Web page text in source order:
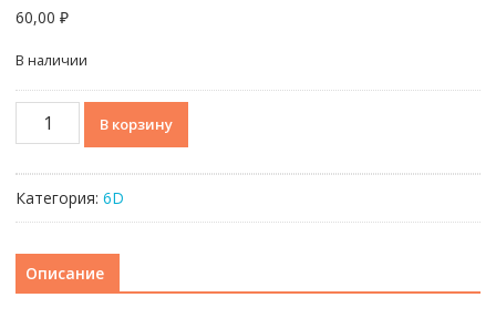
60,00 ₽
В наличии
Количество
товара
6D
redmi
12
В корзину
Категория: 6D
Описание